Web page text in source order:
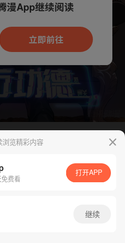
App免费看
浏览精彩内容
费看
打开APP
继续
阅读，可打开App新用
7天免费看
漫App继续阅读
立即前往